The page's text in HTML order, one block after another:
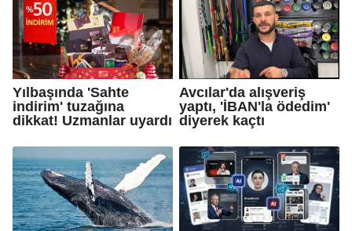
Yılbaşında 'Sahte
indirim' tuzağına
dikkat! Uzmanlar uyardı
Avcılar'da alışveriş
yaptı, 'İBAN'la ödedim'
diyerek kaçtı